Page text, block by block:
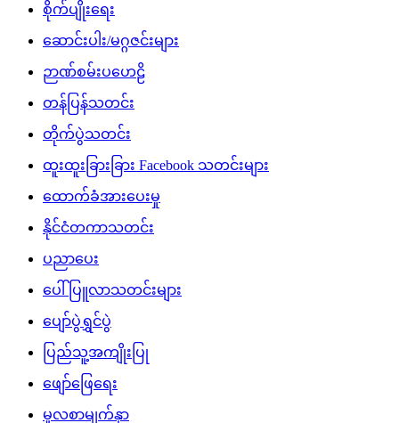
စိုက်ပျိုးရေး
ဆောင်းပါး/မဂ္ဂဇင်းများ
ဉာဏ်စမ်းပဟေဠိ
တန်ပြန်သတင်း
တိုက်ပွဲသတင်း
ထူးထူးခြားခြား Facebook သတင်းများ
ထောက်ခံအားပေးမှု
နိုင်ငံတကာသတင်း
ပညာပေး
ပေါ်ပြူလာသတင်းများ
ပျော်ပွဲရွှင်ပွဲ
ပြည်သူ့အကျိုးပြု
ဖျော်ဖြေရေး
မူလစာမျက်နှာ